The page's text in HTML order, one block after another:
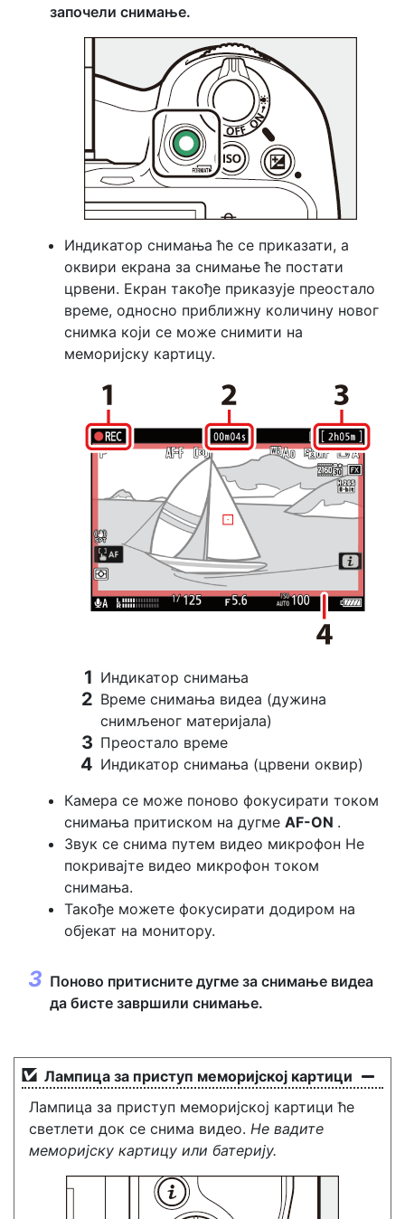
започели снимање.
Индикатор снимања ће се приказати, а
оквири екрана за снимање ће постати
црвени. Екран такође приказује преостало
време, односно приближну количину новог
снимка који се може снимити на
меморијску картицу.
Индикатор снимања
Време снимања видеа (дужина
снимљеног материјала)
Преостало време
Индикатор снимања (црвени оквир)
Камера се може поново фокусирати током
снимања притиском на дугме AF-ON .
Звук се снима путем видео микрофон Не
покривајте видео микрофон током
снимања.
Такође можете фокусирати додиром на
објекат на монитору.
Поново притисните дугме за снимање видеа
да бисте завршили снимање.
Лампица за приступ меморијској картици
Лампица за приступ меморијској картици ће
светлети док се снима видео. Не вадите
меморијску картицу или батерију.